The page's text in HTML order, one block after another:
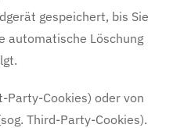
gespeichert, bis Sie
automatische Löschung
Party-Cookies) oder von
Third-Party-Cookies).